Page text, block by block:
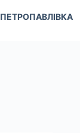
ПЕТРОПАВЛІВКА